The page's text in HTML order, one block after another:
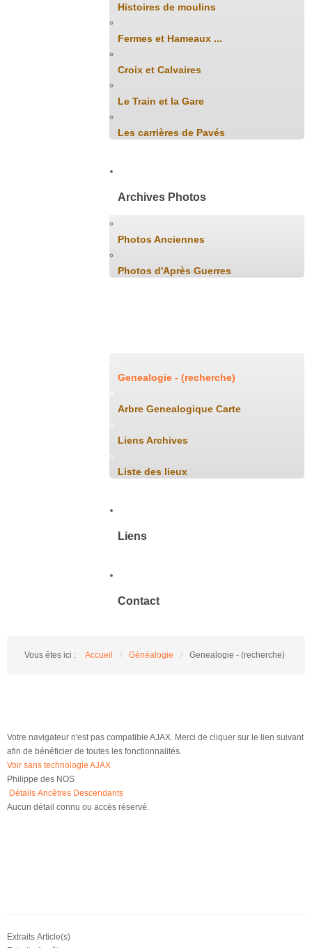
Histoires de moulins
Fermes et Hameaux ...
Croix et Calvaires
Le Train et la Gare
Les carrières de Pavés
Archives Photos
Photos Anciennes
Photos d'Après Guerres
Genealogie - (recherche)
Arbre Genealogique Carte
Liens Archives
Liste des lieux
Liens
Contact
Vous êtes ici : Accueil / Généalogie / Genealogie - (recherche)
Votre navigateur n'est pas compatible AJAX. Merci de cliquer sur le lien suivant
afin de bénéficier de toutes les fonctionnalités.
Voir sans technologie AJAX
Philippe des NOS
Détails Ancêtres Descendants
Aucun détail connu ou accès réservé.
Extraits Article(s)